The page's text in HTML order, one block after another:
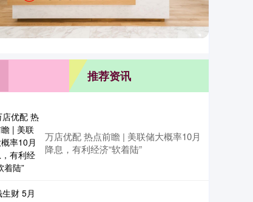
推荐资讯
万店优配 热点前瞻 | 美联储大概率10月
降息，有利经济“软着陆”